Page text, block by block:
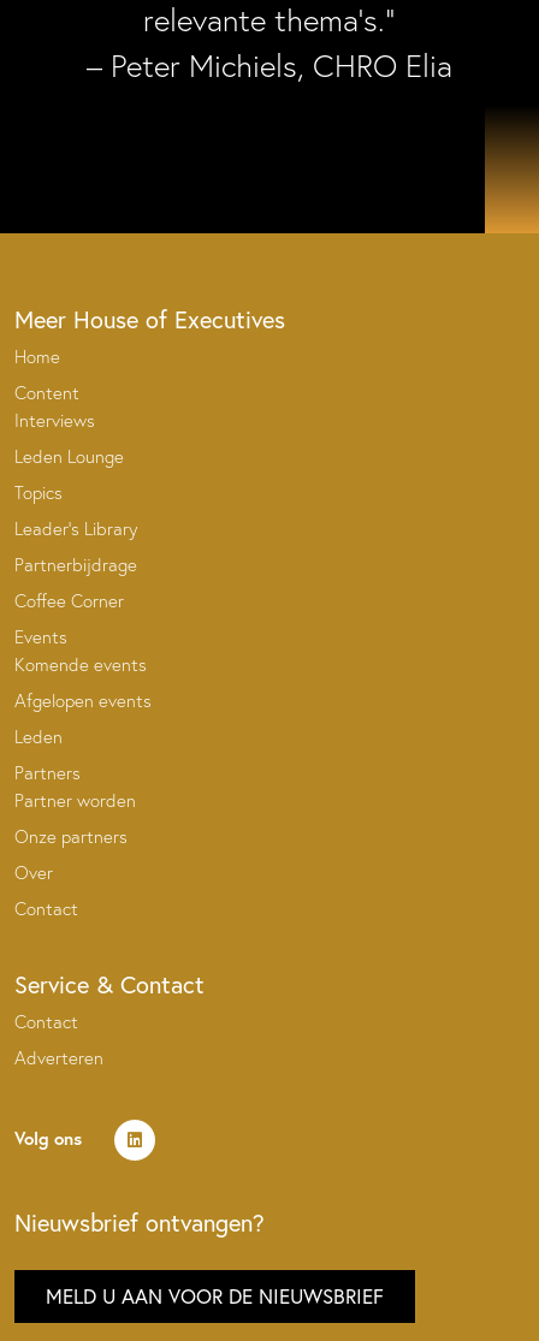
relevante thema’s.”
– Peter Michiels, CHRO Elia
Meer House of Executives
Home
Content
Interviews
Leden Lounge
Topics
Leader’s Library
Partnerbijdrage
Coffee Corner
Events
Komende events
Afgelopen events
Leden
Partners
Partner worden
Onze partners
Over
Contact
Service & Contact
Contact
Adverteren
Volg ons
Nieuwsbrief ontvangen?
MELD U AAN VOOR DE NIEUWSBRIEF